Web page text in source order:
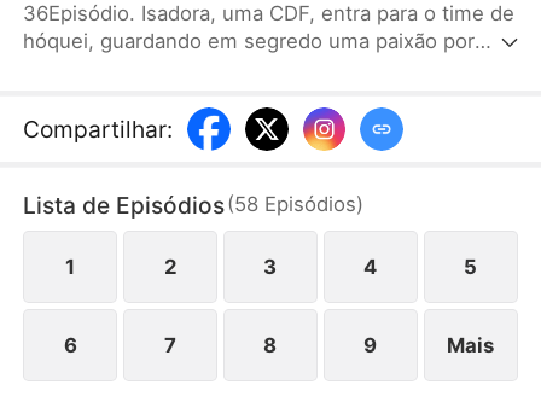
36Episódio. Isadora, uma CDF, entra para o time de
hóquei, guardando em segredo uma paixão por
Leo. Isadora se transforma e ganha confiança.
Faíscas começam a surgir entre ela e Tiago. No
mudam de direção complicam tudo.
Compartilhar:
Lista de Episódios(58 Episódios)
1 2 3 4 5
6 7 8 9 Mais